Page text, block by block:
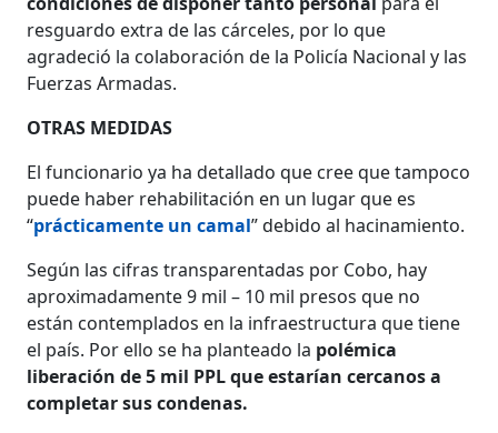
resguardo extra de las cárceles, por lo que
agradeció la colaboración de la Policía Nacional y las
Fuerzas Armadas.
OTRAS MEDIDAS
El funcionario ya ha detallado que cree que tampoco
puede haber rehabilitación en un lugar que es
“prácticamente un camal” debido al hacinamiento.
Según las cifras transparentadas por Cobo, hay
aproximadamente 9 mil – 10 mil presos que no
están contemplados en la infraestructura que tiene
el país. Por ello se ha planteado la polémica
liberación de 5 mil PPL que estarían cercanos a
completar sus condenas.